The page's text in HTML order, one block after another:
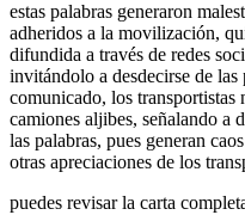
estas palabras generaron
adheridos a la movilización,
difundida a través de redes
invitándolo a desdecirse de las
comunicado, los transportistas
camiones aljibes, señalando a
las palabras, pues generan
otras apreciaciones de los
puedes revisar la carta